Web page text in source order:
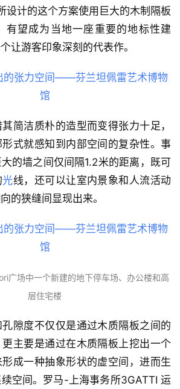
设计的这个方案使用巨大的木制隔板
有望成为当地一座重要的地标性建
让游客印象深刻的代表作。
简洁质朴的造型而变得张力十足，
式就感知到内部空间的复杂性。事
的墙之间仅间隔1.2米的距离，既可
光线，还可以让室内景象和人流活动
的狭缝间显现出来。
广场中一个新建的地下停车场、办公楼和高
层住宅楼
隙度不仅仅是通过木质隔板之间的
主要是通过在木质隔板上挖出一个
成一种抽象形状的虚空间，进而生
空间。罗马-上海事务所3GATTI 运